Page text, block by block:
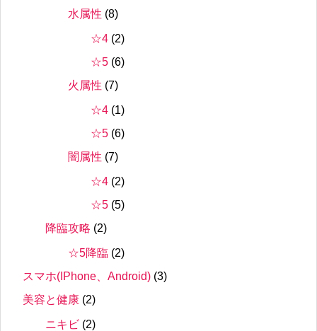
水属性 (8)
☆4 (2)
☆5 (6)
火属性 (7)
☆4 (1)
☆5 (6)
闇属性 (7)
☆4 (2)
☆5 (5)
降臨攻略 (2)
☆5降臨 (2)
スマホ(IPhone、Android) (3)
美容と健康 (2)
ニキビ (2)